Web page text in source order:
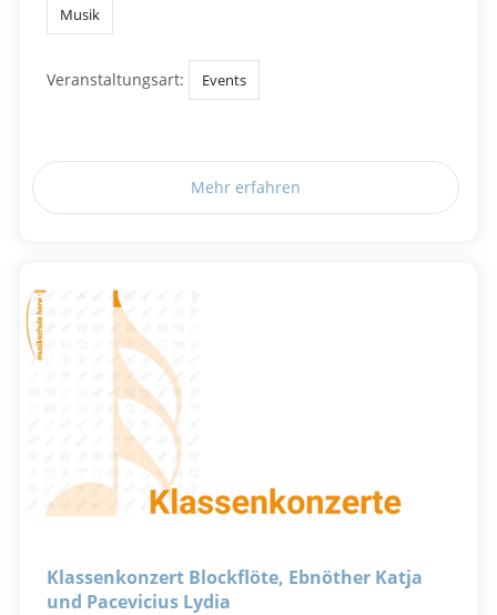
Musik
Veranstaltungsart: Events
Mehr erfahren
Klassenkonzert Blockflöte, Ebnöther Katja
und Pacevicius Lydia